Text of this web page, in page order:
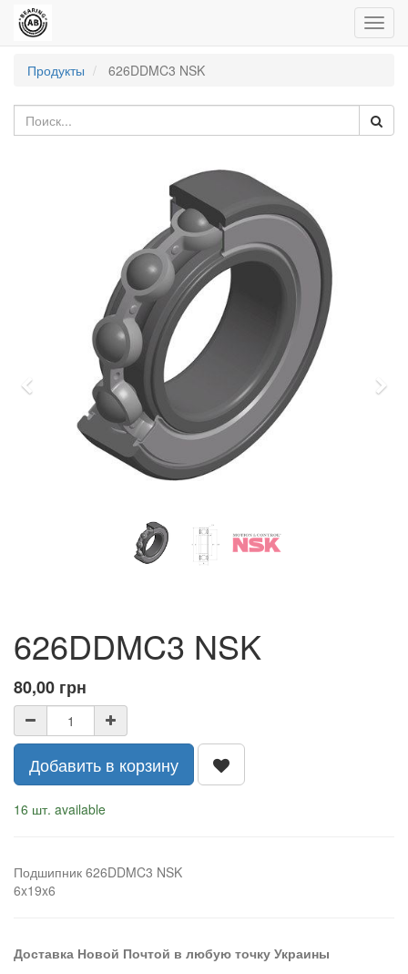
Продукты
626DDMC3 NSK
Previous
626DDMC3 NSK
80,00 грн
Добавить в корзину
16 шт. available
Подшипник 626DDMC3 NSK
6x19x6
Доставка Новой Почтой в любую точку Украины